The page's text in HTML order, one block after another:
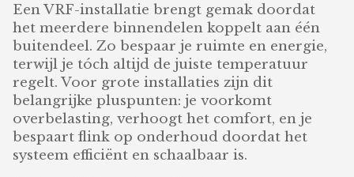
Een VRF-installatie brengt gemak doordat
het meerdere binnendelen koppelt aan één
buitendeel. Zo bespaar je ruimte en energie,
terwijl je tóch altijd de juiste temperatuur
regelt. Voor grote installaties zijn dit
belangrijke pluspunten: je voorkomt
overbelasting, verhoogt het comfort, en je
bespaart flink op onderhoud doordat het
systeem efficiënt en schaalbaar is.